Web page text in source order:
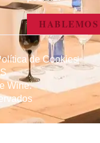
HABLEMOS
Wine.
de Cookies